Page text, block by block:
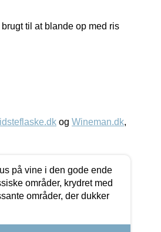
til at blande op med ris
og Wineman.dk,
på vine i den gode ende
områder, krydret med
områder, der dukker